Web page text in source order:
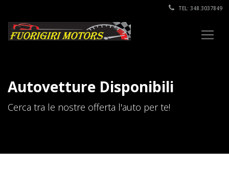
TEL: 348.3037849
Autovetture Disponibili
Cerca tra le nostre offerta l'auto per te!